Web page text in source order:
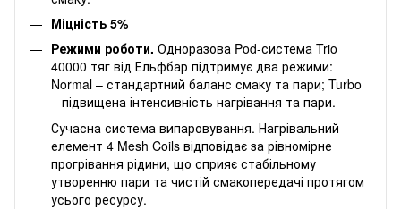
Міцність 5%
Режими роботи. Одноразова Pod-система Trio
40000 тяг від Ельфбар підтримує два режими:
Normal – стандартний баланс смаку та пари; Turbo
– підвищена інтенсивність нагрівання та пари.
Сучасна система випаровування. Нагрівальний
елемент 4 Mesh Coils відповідає за рівномірне
прогрівання рідини, що сприяє стабільному
утворенню пари та чистій смакопередачі протягом
усього ресурсу.